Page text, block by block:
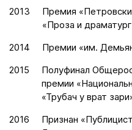
2013
Премия
«Проза и
2014
Премии «им.
2015
Полуфинал
премии
«Трубач у врат
2016
Признан